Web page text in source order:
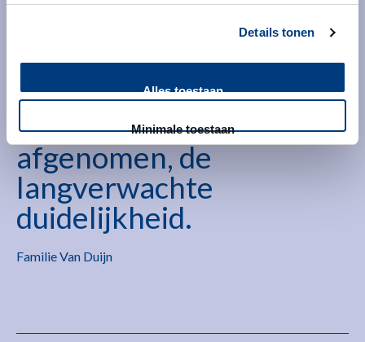
Details tonen
Alles toestaan
Minimale toestaan
Uiteindelijk gaf de test
die twee weken na de
punctie werd
afgenomen, de
langverwachte
duidelijkheid.
Familie Van Duijn